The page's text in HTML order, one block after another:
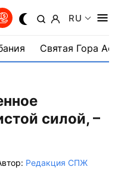
RU
Святая Гора
силой, –
Редакция СПЖ